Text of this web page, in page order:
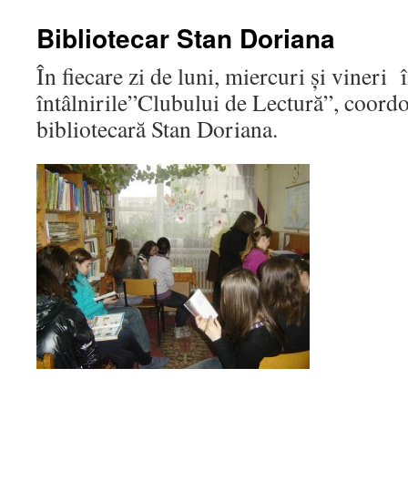
Bibliotecar Stan Doriana
În fiecare zi de luni, miercuri şi vineri
întâlnirile”Clubului de Lectură”,
bibliotecară Stan Doriana.